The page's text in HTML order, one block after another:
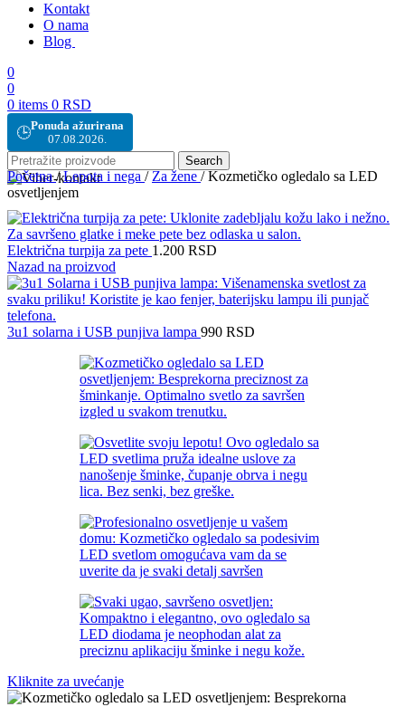
Kontakt
O nama
Blog
0
0
0 items 0 RSD
🕒Ponuda ažurirana
07.08.2026.
Search
Početna/ Lepota i nega / Za žene / Kozmetičko ogledalo sa LED
osvetljenjem
Električna turpija za pete 1.200 RSD
Nazad na proizvod
3u1 solarna i USB punjiva lampa 990 RSD
Kliknite za uvećanje